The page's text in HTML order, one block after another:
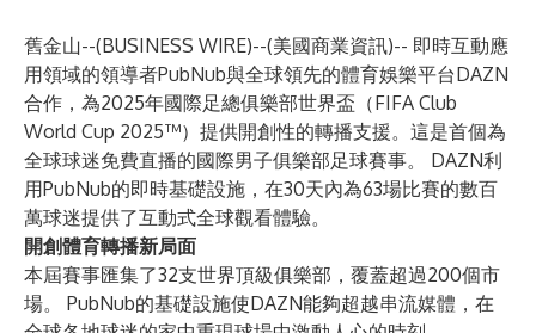
舊金山--(BUSINESS WIRE)--(美國商業資訊)-- 即時互動應
用領域的領導者PubNub與全球領先的體育娛樂平台DAZN
合作，為2025年國際足總俱樂部世界盃（FIFA Club
World Cup 2025™）提供開創性的轉播支援。這是首個為
全球球迷免費直播的國際男子俱樂部足球賽事。 DAZN利
用PubNub的即時基礎設施，在30天內為63場比賽的數百
萬球迷提供了互動式全球觀看體驗。
開創體育轉播新局面
本屆賽事匯集了32支世界頂級俱樂部，覆蓋超過200個市
場。 PubNub的基礎設施使DAZN能夠超越串流媒體，在